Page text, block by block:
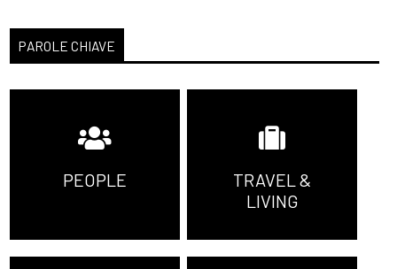
PAROLE CHIAVE
PEOPLE
TRAVEL &
LIVING